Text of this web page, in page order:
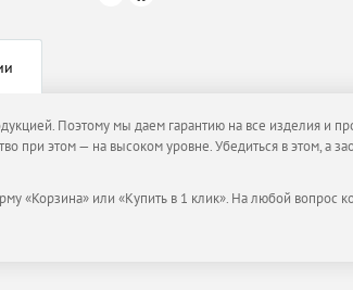
Поэтому мы даем гарантию на все изделия и
при этом — на высоком уровне. Убедиться в этом, а
«Корзина» или «Купить в 1 клик». На любой вопрос